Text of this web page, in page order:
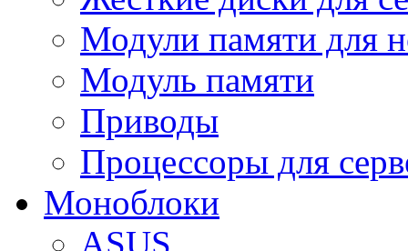
Модули памяти для
Модуль памяти
Приводы
Процессоры для
Моноблоки